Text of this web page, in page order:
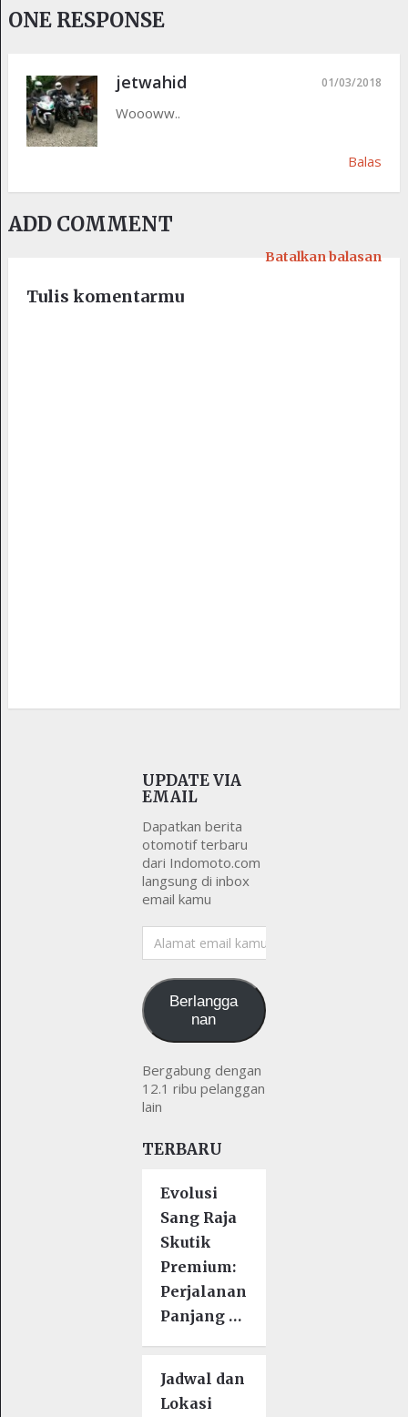
2018
ONE RESPONSE
jetwahid 01/03/2018
Woooww..
Balas
ADD COMMENT
Tulis komentarmu
Batalkan balasan
UPDATE VIA
EMAIL
Dapatkan berita
otomotif terbaru
dari Indomoto.com
langsung di inbox
email kamu
Alamat
email
Berlangga
nan
Bergabung dengan
12.1 ribu pelanggan
lain
TERBARU
Evolusi
Sang Raja
Skutik
Premium:
Perjalanan
Panjang …
Jadwal dan
Lokasi